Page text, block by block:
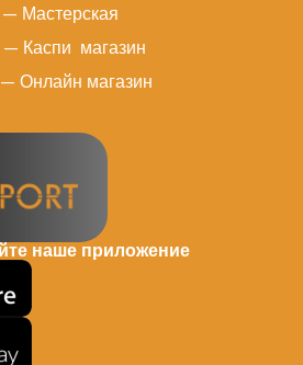
— Мастерская
— Каспи магазин
— Онлайн магазин
наше приложение